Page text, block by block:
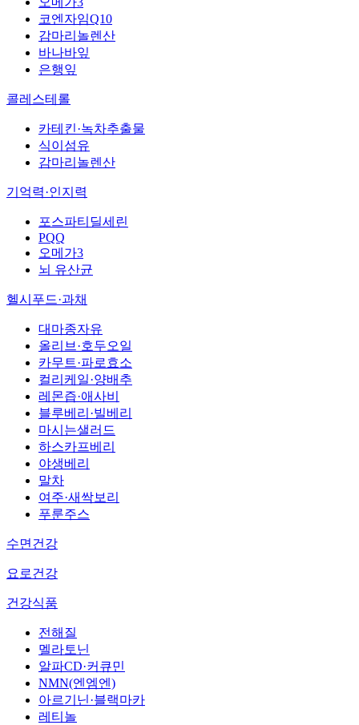
코엔자임Q10
감마리놀렌산
바나바잎
은행잎
콜레스테롤
카테킨·녹차추출물
식이섬유
감마리놀렌산
기억력·인지력
포스파티딜세린
PQQ
오메가3
뇌 유산균
헬시푸드·과채
대마종자유
올리브·호두오일
카무트·파로효소
컬리케일·양배추
레몬즙·애사비
블루베리·빌베리
마시는샐러드
하스카프베리
야생베리
말차
여주·새싹보리
푸룬주스
수면건강
요로건강
건강식품
전해질
멜라토닌
알파CD·커큐민
NMN(엔엠엔)
아르기닌·블랙마카
레티놀